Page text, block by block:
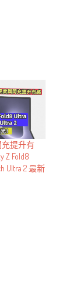
提升有
Z Fold8
Ultra 2 最新